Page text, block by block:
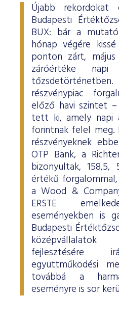
Újabb
Budapesti
BUX: bár a
hónap végére
ponton zárt,
záróértéke
részvénypiac
előző havi szintet
tett ki, amely napi
forintnak felel meg.
részvényeknek
OTP Bank, a
bizonyultak,
értékű
a Wood &
ERSTE
eseményekben is
Budapesti
középvállalatok
fejlesztésére
együttműködési
továbbá a
eseményre is sor